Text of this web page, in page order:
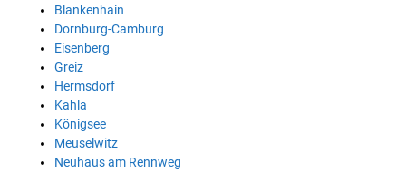
Blankenhain
Dornburg-Camburg
Eisenberg
Greiz
Hermsdorf
Kahla
Königsee
Meuselwitz
Neuhaus am Rennweg